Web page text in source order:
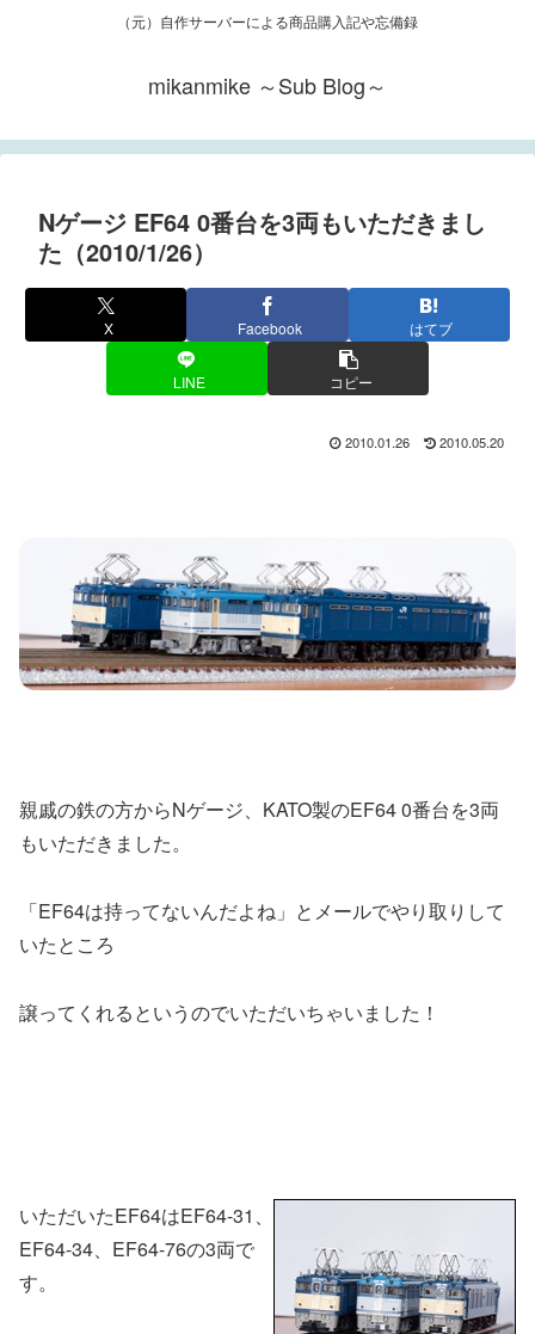
（元）自作サーバーによる商品購入記や忘備録
mikanmike ～Sub Blog～
Nゲージ EF64 0番台を3両もいただきまし
た（2010/1/26）
X Facebook はてブ
LINE コピー
2010.01.26 2010.05.20
親戚の鉄の方からNゲージ、KATO製のEF64 0番台を3両
もいただきました。
「EF64は持ってないんだよね」とメールでやり取りして
いたところ
譲ってくれるというのでいただいちゃいました！
いただいたEF64はEF64-31、
EF64-34、EF64-76の3両で
す。